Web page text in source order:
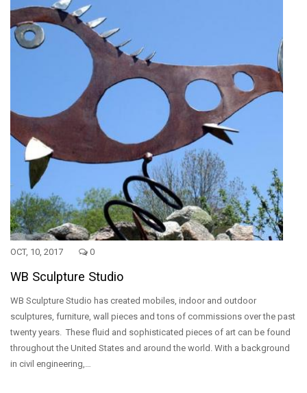
OCT, 10, 2017 0
WB Sculpture Studio
WB Sculpture Studio has created mobiles, indoor and outdoor
sculptures, furniture, wall pieces and tons of commissions over the past
twenty years. These fluid and sophisticated pieces of art can be found
throughout the United States and around the world. With a background
in civil engineering,…